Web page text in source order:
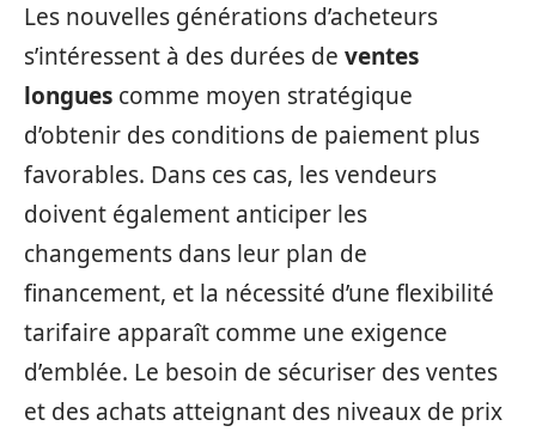
Les nouvelles générations d’acheteurs
s’intéressent à des durées de ventes
longues comme moyen stratégique
d’obtenir des conditions de paiement plus
favorables. Dans ces cas, les vendeurs
doivent également anticiper les
changements dans leur plan de
financement, et la nécessité d’une flexibilité
tarifaire apparaît comme une exigence
d’emblée. Le besoin de sécuriser des ventes
et des achats atteignant des niveaux de prix